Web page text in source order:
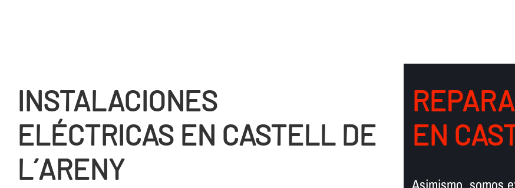
INSTALACIONES
ELÉCTRICAS EN CASTELL DE
L´ARENY
EN